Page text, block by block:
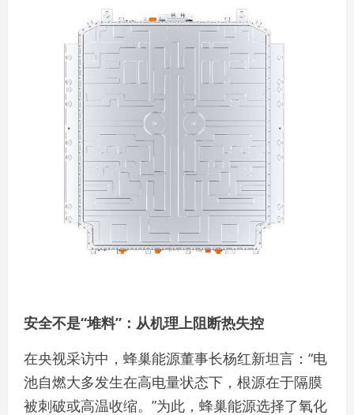
安全不是“堆料”：从机理上阻断热失控
在央视采访中，蜂巢能源董事长杨红新坦言：“电
池自燃大多发生在高电量状态下，根源在于隔膜
被刺破或高温收缩。”为此，蜂巢能源选择了氧化